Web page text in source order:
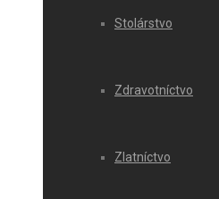
Stolárstvo
Zdravotníctvo
Zlatníctvo